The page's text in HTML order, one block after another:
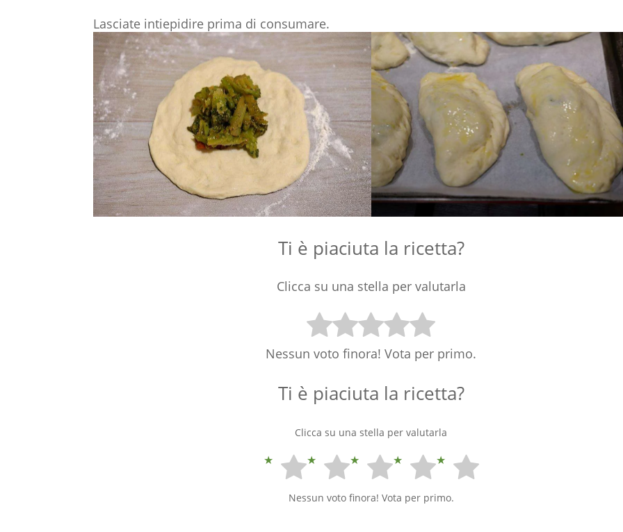
Lasciate intiepidire prima di consumare.
Ti è piaciuta la ricetta?
Clicca su una stella per valutarla
Nessun voto finora! Vota per primo.
Ti è piaciuta la ricetta?
Clicca su una stella per valutarla
Nessun voto finora! Vota per primo.